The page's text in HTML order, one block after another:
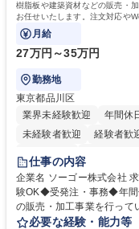
樹脂板や建築資材などの販売・
お任せいたします。注文対応や
話・メール対応等の事務業務を担
月給
27万円～35万円
勤務地
東京都品川区
業界未経験歓迎
年間休
未経験者歓迎
経験者歓
交通費支給
仕事の内容
企業名 ソーゴー株式会社 求人名 東京都品川区【営業アシスタント】未経
験OK◆受発注・事務◆年間休日130日 仕事の内容 樹
の販売・加工事業を行って
いたします。注文対応や
必要な経験・能力等